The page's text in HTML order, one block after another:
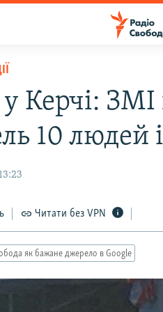
Керчі:
10 людей
Читати без VPN
як бажане джерело в Google